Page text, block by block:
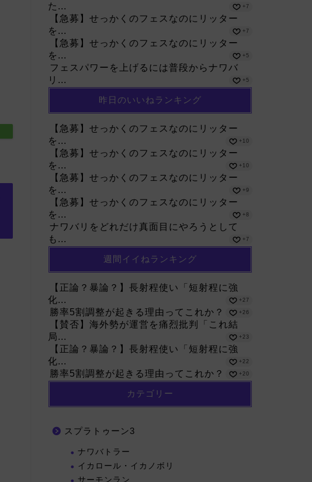
た...
+7
【急募】せっかくのフェスなのにリッター
を...
+7
【急募】せっかくのフェスなのにリッター
を...
+5
フェスパワーを上げるには普段からナワバ
リ...
+5
昨日のいいねランキング
【急募】せっかくのフェスなのにリッター
を...
+10
【急募】せっかくのフェスなのにリッター
を...
+10
【急募】せっかくのフェスなのにリッター
を...
+9
【急募】せっかくのフェスなのにリッター
を...
+8
ナワバリをどれだけ真面目にやろうとして
も...
+7
週間イイねランキング
【正論？暴論？】長射程使い「短射程に強
化...
+27
勝率5割調整が起きる理由ってこれか？ +26
【賛否】海外勢が運営を痛烈批判「これ結
局...
+23
【正論？暴論？】長射程使い「短射程に強
化...
+22
勝率5割調整が起きる理由ってこれか？ +20
カテゴリー
スプラトゥーン3
ナワバトラー
イカロール・イカノボリ
サーモンラン